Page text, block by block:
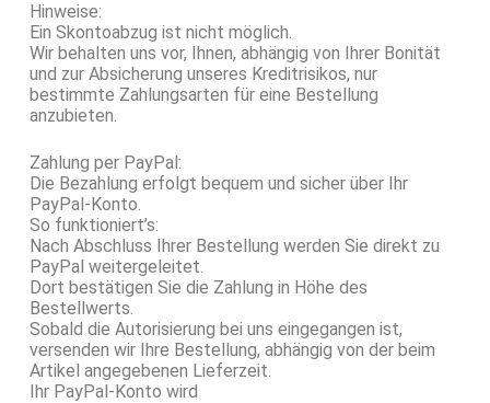
Hinweise:
Ein Skontoabzug ist nicht möglich.
Wir behalten uns vor, Ihnen, abhängig von Ihrer Bonität
und zur Absicherung unseres Kreditrisikos, nur
bestimmte Zahlungsarten für eine Bestellung
anzubieten.
Zahlung per PayPal:
Die Bezahlung erfolgt bequem und sicher über Ihr
PayPal-Konto.
So funktioniert’s:
Nach Abschluss Ihrer Bestellung werden Sie direkt zu
PayPal weitergeleitet.
Dort bestätigen Sie die Zahlung in Höhe des
Bestellwerts.
Sobald die Autorisierung bei uns eingegangen ist,
versenden wir Ihre Bestellung, abhängig von der beim
Artikel angegebenen Lieferzeit.
Ihr PayPal-Konto wird